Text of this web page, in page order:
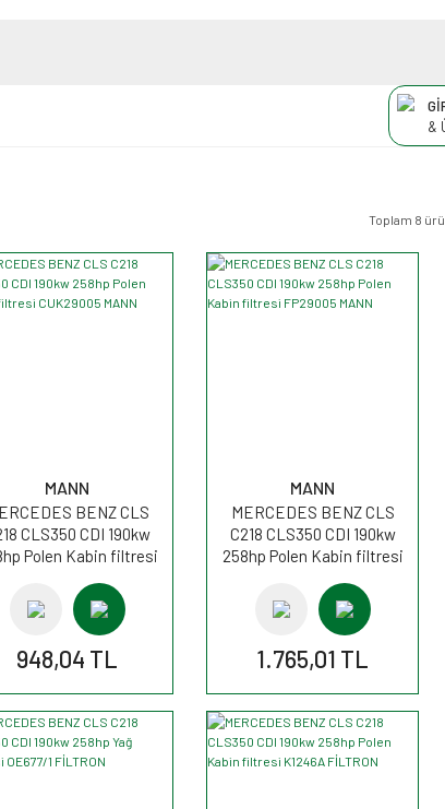
&
Toplam 8
MANN
BENZ CLS
CLS350 CDI 190kw
Polen Kabin filtresi
948,04 TL
MANN
MERCEDES BENZ CLS
C218 CLS350 CDI 190kw
258hp Polen Kabin filtresi
1.765,01 TL